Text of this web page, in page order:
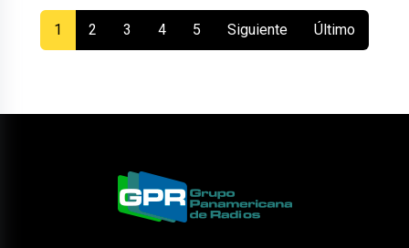
1 (current)
2 3 4 5 Siguiente Último